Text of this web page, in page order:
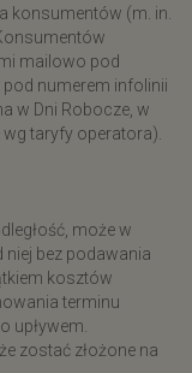
konsumentów (m. in.
mailowo pod
numerem infolinii
w Dni Robocze, w
taryfy operatora).
może w
bez podawania
kosztów
terminu
upływem.
zostać złożone na